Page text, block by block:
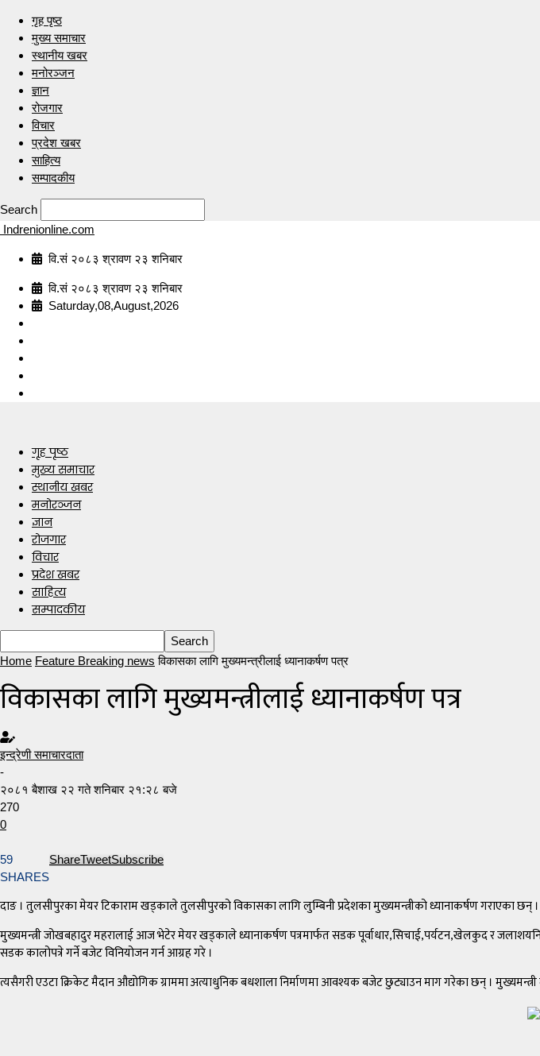
गृह पृष्ठ
मुख्य समाचार
स्थानीय खबर
मनोरञ्जन
ज्ञान
रोजगार
विचार
प्रदेश खबर
साहित्य
सम्पादकीय
Search
Indrenionline.com
वि.सं २०८३ श्रावण २३ शनिबार
वि.सं २०८३ श्रावण २३ शनिबार
Saturday,08,August,2026
गृह पृष्ठ
मुख्य समाचार
स्थानीय खबर
मनोरञ्जन
ज्ञान
रोजगार
विचार
प्रदेश खबर
साहित्य
सम्पादकीय
Home Feature Breaking news विकासका लागि मुख्यमन्त्रीलाई ध्यानाकर्षण पत्र
विकासका लागि मुख्यमन्त्रीलाई ध्यानाकर्षण पत्र
इन्द्रेणी समाचारदाता
-
२०८१ बैशाख २२ गते शनिबार २१:२८ बजे
270
0
59
SHARES
ShareTweetSubscribe
दाङ । तुलसीपुरका मेयर टिकाराम खड्काले तुलसीपुरको विकासका लागि लुम्बिनी प्रदेशका मुख्यमन्त्रीको ध्यानाकर्षण गराएका छन् ।
मुख्यमन्त्री जोखबहादुर महरालाई आज भेटेर मेयर खड्काले ध्यानाकर्षण पत्रमार्फत सडक पूर्वाधार,सिचाई,पर्यटन,खेलकुद र
सडक कालोपत्रे गर्ने बजेट विनियोजन गर्न आग्रह गरे ।
त्यसैगरी एउटा क्रिकेट मैदान औद्योगिक ग्राममा अत्याधुनिक बधशाला निर्माणमा आवश्यक बजेट छुट्याउन माग गरेका छन् ।